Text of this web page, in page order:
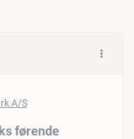
førende